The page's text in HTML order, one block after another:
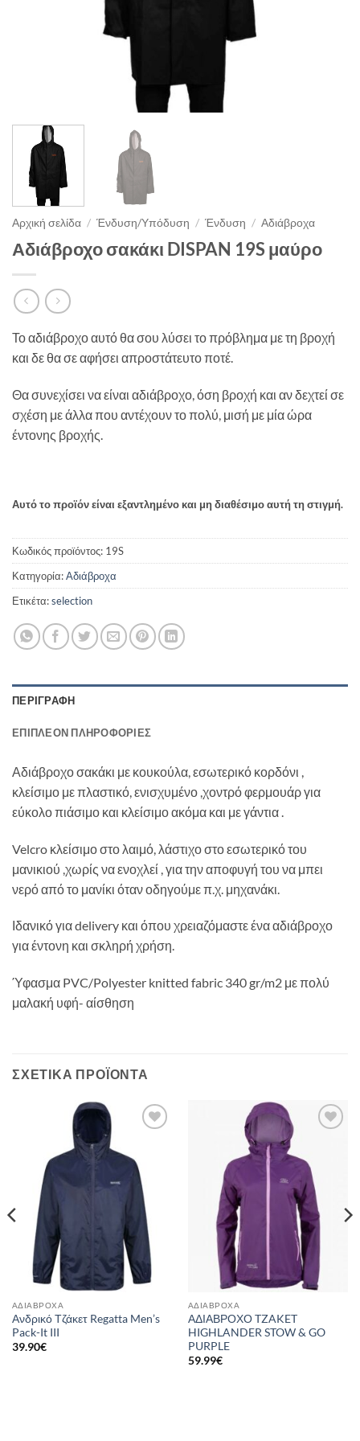
Αρχική σελίδα / Ένδυση/Υπόδυση / Ένδυση / Αδιάβροχα
Αδιάβροχο σακάκι DISPAN 19S μαύρο
Το αδιάβροχο αυτό θα σου λύσει το πρόβλημα με τη βροχή
και δε θα σε αφήσει απροστάτευτο ποτέ.
Θα συνεχίσει να είναι αδιάβροχο, όση βροχή και αν δεχτεί σε
σχέση με άλλα που αντέχουν το πολύ, μισή με μία ώρα
έντονης βροχής.
Αυτό το προϊόν είναι εξαντλημένο και μη διαθέσιμο αυτή τη στιγμή.
Κωδικός προϊόντος: 19S
Κατηγορία:Αδιάβροχα
Ετικέτα:selection
ΠΕΡΙΓΡΑΦΉ
ΕΠΙΠΛΈΟΝ ΠΛΗΡΟΦΟΡΊΕΣ
Αδιάβροχο σακάκι με κουκούλα, εσωτερικό κορδόνι ,
κλείσιμο με πλαστικό, ενισχυμένο ,χοντρό φερμουάρ για
εύκολο πιάσιμο και κλείσιμο ακόμα και με γάντια .
Velcro κλείσιμο στο λαιμό, λάστιχο στο εσωτερικό του
μανικιού ,χωρίς να ενοχλεί , για την αποφυγή του να μπει
νερό από το μανίκι όταν οδηγούμε π.χ. μηχανάκι.
Ιδανικό για delivery και όπου χρειαζόμαστε ένα αδιάβροχο
για έντονη και σκληρή χρήση.
Ύφασμα PVC/Polyester knitted fabric 340 gr/m2 με πολύ
μαλακή υφή- αίσθηση
ΣΧΕΤΙΚΆ ΠΡΟΪΌΝΤΑ
ΑΔΙΆΒΡΟΧΑ
Ανδρικό Τζάκετ Regatta Men’s
Pack-It III
39.90€
ΑΔΙΆΒΡΟΧΑ
ΑΔΙΑΒΡΟΧΟ TZAKET
HIGHLANDER STOW & GO
PURPLE
59.99€